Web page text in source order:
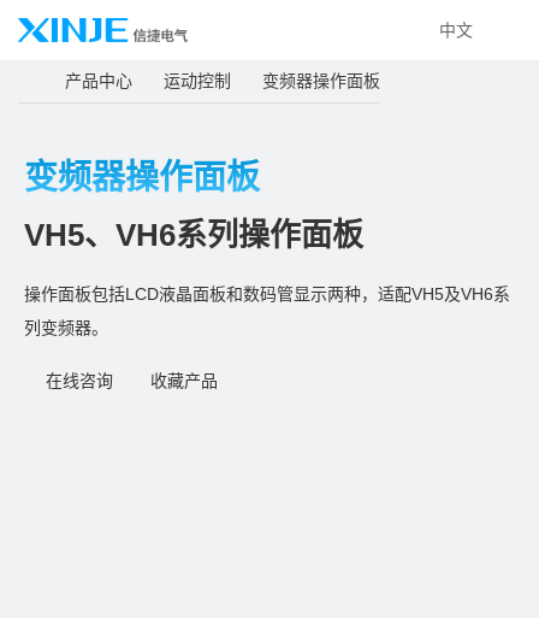
中文
产品中心 运动控制 变频器操作面板
变频器操作面板
VH5、VH6系列操作面板
操作面板包括LCD液晶面板和数码管显示两种，适配VH5及VH6系
列变频器。
在线咨询 收藏产品